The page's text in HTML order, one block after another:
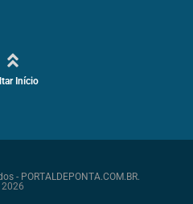
Início
- PORTALDEPONTA.COM.BR.
2026